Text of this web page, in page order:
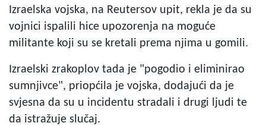
Izraelska vojska, na Reutersov upit, rekla je da su
vojnici ispalili hice upozorenja na moguće
militante koji su se kretali prema njima u gomili.
Izraelski zrakoplov tada je "pogodio i eliminirao
sumnjivce", priopćila je vojska, dodajući da je
svjesna da su u incidentu stradali i drugi ljudi te
da istražuje slučaj.